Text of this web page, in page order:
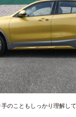
手のこともしっかり理解し